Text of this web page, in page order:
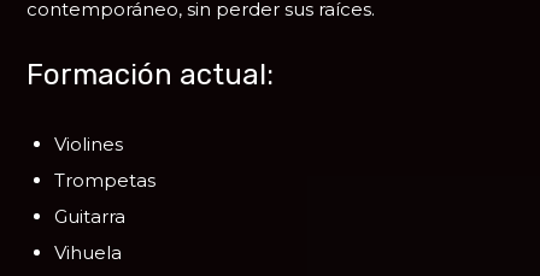
contemporáneo, sin perder sus raíces.
Formación actual:
Violines
Trompetas
Guitarra
Vihuela